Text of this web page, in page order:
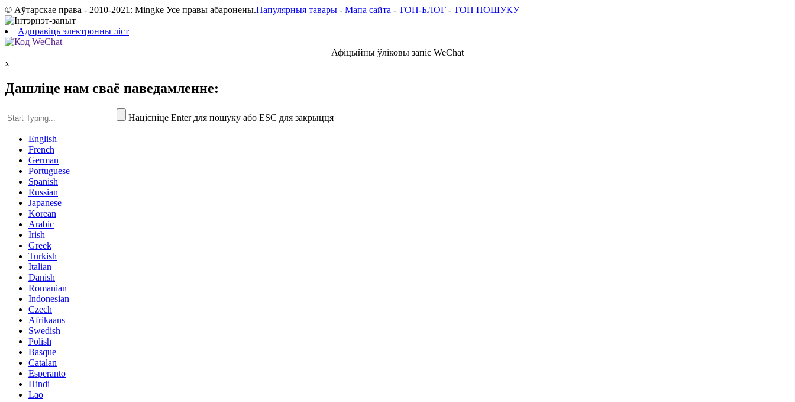
© Аўтарскае права - 2010-2021: Mingke Усе правы абаронены.Папулярныя тавары - Мапа сайта - ТОП-БЛОГ - ТОП ПОШУКУ
Адправіць электронны ліст
Афіцыйны ўліковы запіс WeChat
x
Дашліце нам сваё паведамленне:
Націсніце Enter для пошуку або ESC для закрыцця
English
French
German
Portuguese
Spanish
Russian
Japanese
Korean
Arabic
Irish
Greek
Turkish
Italian
Danish
Romanian
Indonesian
Czech
Afrikaans
Swedish
Polish
Basque
Catalan
Esperanto
Hindi
Lao